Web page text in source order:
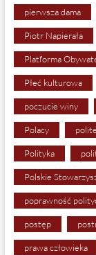
pierwsza dama
Piotr Napierała
Platforma
Płeć kulturowa
poczucie winy
Polacy
Polityka
Polskie
poprawność
postęp
prawa człowieka